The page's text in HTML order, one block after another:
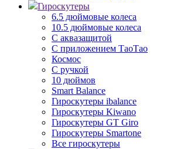
Гироскутеры
6.5 дюймовые колеса
10.5 дюймовые колеса
С аквазащитой
С приложением ТаоТао
Космос
С ручкой
10 дюймов
Smart Balance
Гироскутеры ibalance
Гироскутеры Kiwano
Гироскутеры GT Giro
Гироскутеры Smartone
Все гироскутеры